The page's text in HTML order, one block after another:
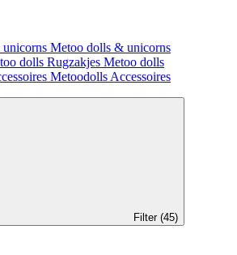
Metoo dolls & unicorns
Rugzakjes Metoo dolls
Metoodolls Accessoires
Filter (45)